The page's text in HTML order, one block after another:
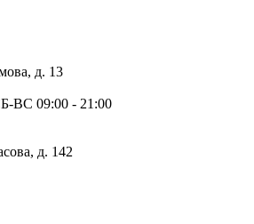
д. 13
ВС 09:00 - 21:00
д. 142